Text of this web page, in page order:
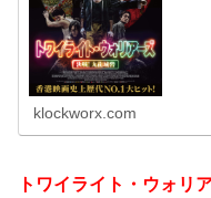
klockworx.com
トワイライト・ウォリ